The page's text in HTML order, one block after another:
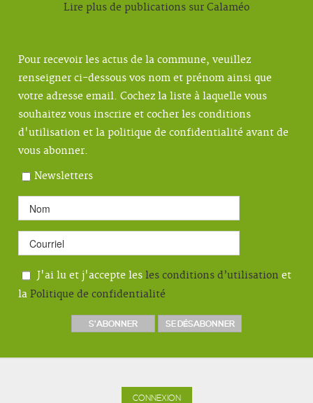
Lire plus de publications sur Calaméo
Pour recevoir les actus de la commune, veuillez
renseigner ci-dessous vos nom et prénom ainsi que
votre adresse email. Cochez la liste à laquelle vous
souhaitez vous inscrire et cocher les conditions
d'utilisation et la politique de confidentialité avant de
vous abonner.
Newsletters
J'ai lu et j'accepte les les conditions d’utilisation et
la Politique de confidentialité
CONNEXION